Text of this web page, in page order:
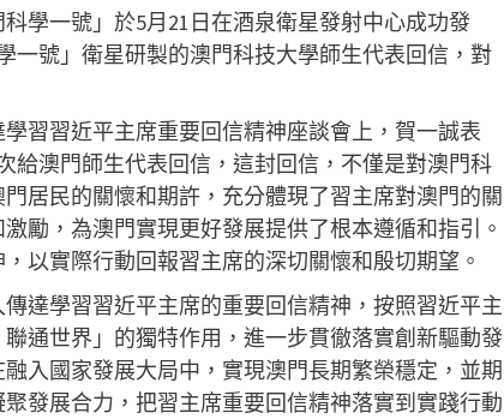
學一號」於5月21日在酒泉衛星發射中心成功發
一號」衛星研製的澳門科技大學師生代表回信，對
習習近平主席重要回信精神座談會上，賀一誠表
給澳門師生代表回信，這封回信，不僅是對澳門科
居民的關懷和期許，充分體現了習主席對澳門的關
勵，為澳門實現更好發展提供了根本遵循和指引。
以實際行動回報習主席的深切關懷和殷切期望。
達學習習近平主席的重要回信精神，按照習近平主
通世界」的獨特作用，進一步貫徹落實創新驅動發
入國家發展大局中，實現澳門長期繁榮穩定，並期
發展合力，把習主席重要回信精神落實到實踐行動